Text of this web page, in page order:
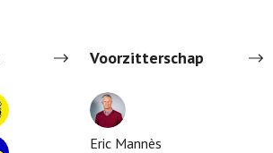
Voorzitterschap
Eric Mannès